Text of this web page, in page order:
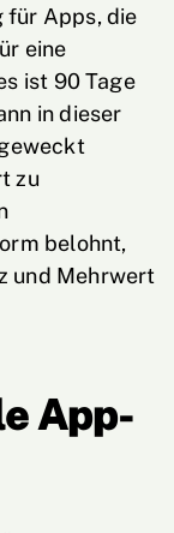
für Apps, die
eine
ist 90 Tage
in dieser
zu
belohnt,
und Mehrwert
App-